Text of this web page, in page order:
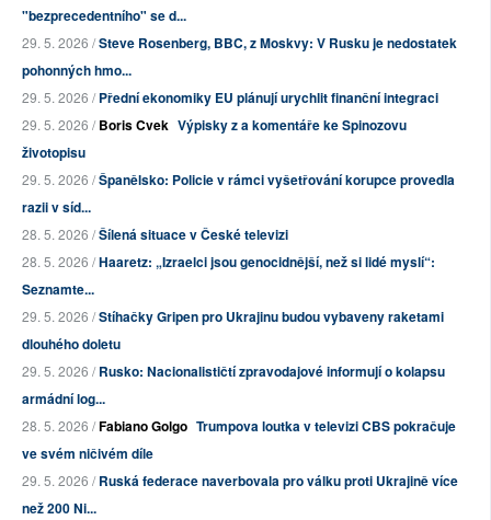
"bezprecedentního" se d...
29. 5. 2026 /Steve Rosenberg, BBC, z Moskvy: V Rusku je nedostatek
pohonných hmo...
29. 5. 2026 /Přední ekonomiky EU plánují urychlit finanční integraci
29. 5. 2026 /Boris Cvek Výpisky z a komentáře ke Spinozovu
životopisu
29. 5. 2026 /Španělsko: Policie v rámci vyšetřování korupce provedla
razii v síd...
28. 5. 2026 /Šílená situace v České televizi
28. 5. 2026 /Haaretz: „Izraelci jsou genocidnější, než si lidé myslí“:
Seznamte...
29. 5. 2026 /Stíhačky Gripen pro Ukrajinu budou vybaveny raketami
dlouhého doletu
29. 5. 2026 /Rusko: Nacionalističtí zpravodajové informují o kolapsu
armádní log...
28. 5. 2026 /Fabiano Golgo Trumpova loutka v televizi CBS pokračuje
ve svém ničivém díle
29. 5. 2026 /Ruská federace naverbovala pro válku proti Ukrajině více
než 200 Ni...